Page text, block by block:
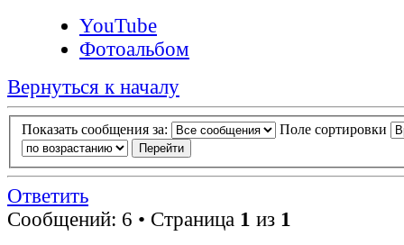
YouTube
Фотоальбом
Вернуться к началу
Показать сообщения за: Поле сортировки
Ответить
Сообщений: 6 • Страница 1 из 1